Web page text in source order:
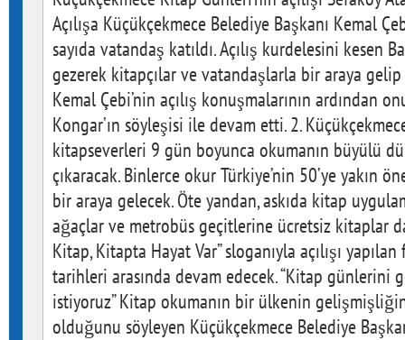
Açılışa Küçükçekmece Belediye Başkanı Kemal
sayıda vatandaş katıldı. Açılış kurdelesini kesen
gezerek kitapçılar ve vatandaşlarla bir araya
Kemal Çebi’nin açılış konuşmalarının ardından
Kongar’ın söyleşisi ile devam etti. 2.
kitapseverleri 9 gün boyunca okumanın büyülü
çıkaracak. Binlerce okur Türkiye’nin 50’ye yakın
bir araya gelecek. Öte yandan, askıda kitap
ağaçlar ve metrobüs geçitlerine ücretsiz kitaplar da
Kitap, Kitapta Hayat Var” sloganıyla açılışı
tarihleri arasında devam edecek. “Kitap günlerini
istiyoruz” Kitap okumanın bir ülkenin
olduğunu söyleyen Küçükçekmece Belediye